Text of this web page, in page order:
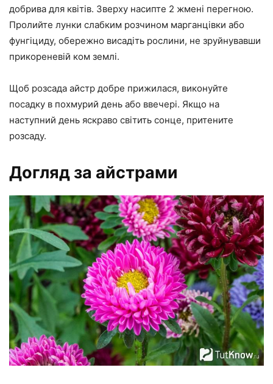
добрива для квітів. Зверху насипте 2 жмені перегною.
Пролийте лунки слабким розчином марганцівки або
фунгіциду, обережно висадіть рослини, не зруйнувавши
прикореневій ком землі.
Щоб розсада айстр добре прижилася, виконуйте
посадку в похмурий день або ввечері. Якщо на
наступний день яскраво світить сонце, притените
розсаду.
Догляд за айстрами